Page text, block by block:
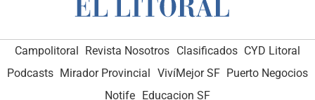
Campolitoral Revista Nosotros Clasificados CYD Litoral
Podcasts Mirador Provincial VivíMejor SF Puerto Negocios
Notife Educacion SF